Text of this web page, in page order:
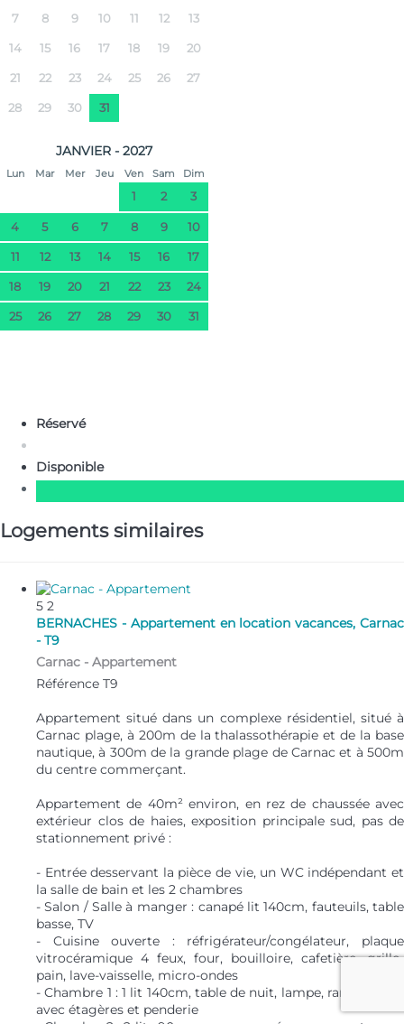
7 8 9 10 11 12 13
14 15 16 17 18 19 20
21 22 23 24 25 26 27
28 29 30 31
JANVIER - 2027
Lun Mar Mer Jeu Ven Sam Dim
1 2 3
4 5 6 7 8 9 10
11 12 13 14 15 16 17
18 19 20 21 22 23 24
25 26 27 28 29 30 31
Réservé
Disponible
Logements similaires
5 2
BERNACHES - Appartement en location vacances, Carnac
- T9
Carnac - Appartement
Référence T9
Appartement situé dans un complexe résidentiel, situé à
Carnac plage, à 200m de la thalassothérapie et de la base
nautique, à 300m de la grande plage de Carnac et à 500m
du centre commerçant.
Appartement de 40m² environ, en rez de chaussée avec
extérieur clos de haies, exposition principale sud, pas de
stationnement privé :
- Entrée desservant la pièce de vie, un WC indépendant et
la salle de bain et les 2 chambres
- Salon / Salle à manger : canapé lit 140cm, fauteuils, table
basse, TV
- Cuisine ouverte : réfrigérateur/congélateur, plaque
vitrocéramique 4 feux, four, bouilloire, cafetière, grille-
pain, lave-vaisselle, micro-ondes
- Chambre 1 : 1 lit 140cm, table de nuit, lampe, rangements
avec étagères et penderie